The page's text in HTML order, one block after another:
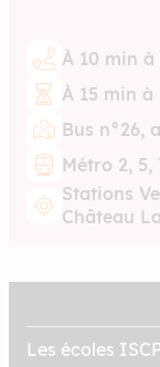
À 10 min à
À 15 min
Bus n°26,
Métro 2, 5,
Stations
Château
Les écoles